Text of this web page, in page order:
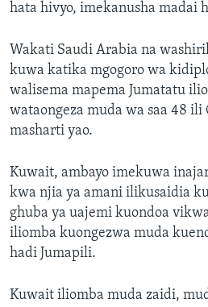
hata hivyo, imekanusha madai
Wakati Saudi Arabia na
kuwa katika mgogoro wa
walisema mapema Jumatatu
wataongeza muda wa saa 48
masharti yao.
Kuwait, ambayo imekuwa
kwa njia ya amani ilikusaidia
ghuba ya uajemi kuondoa
iliomba kuongezwa muda
hadi Jumapili.
Kuwait iliomba muda zaidi,